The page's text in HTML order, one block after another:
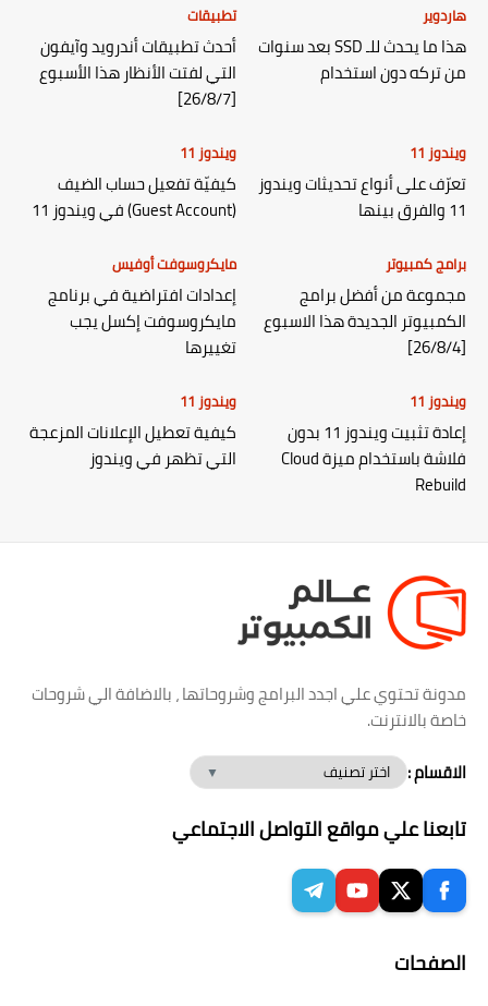
هاردوير
هذا ما يحدث للـ SSD بعد سنوات
من تركه دون استخدام
تطبيقات
أحدث تطبيقات أندرويد وآيفون
التي لفتت الأنظار هذا الأسبوع
[26/8/7]
ويندوز 11
تعرّف على أنواع تحديثات ويندوز
11 والفرق بينها
ويندوز 11
كيفيّة تفعيل حساب الضيف
(Guest Account) في ويندوز 11
برامج كمبيوتر
مجموعة من أفضل برامج
الكمبيوتر الجديدة هذا الاسبوع
[26/8/4]
مايكروسوفت أوفيس
إعدادات افتراضية في برنامج
مايكروسوفت إكسل يجب
تغييرها
ويندوز 11
إعادة تثبيت ويندوز 11 بدون
فلاشة باستخدام ميزة Cloud
Rebuild
ويندوز 11
كيفية تعطيل الإعلانات المزعجة
التي تظهر في ويندوز
مدونة تحتوي علي اجدد البرامج وشروحاتها ، بالاضافة الي شروحات
خاصة بالانترنت.
الاقسام :
تابعنا علي مواقع التواصل الاجتماعي
الصفحات